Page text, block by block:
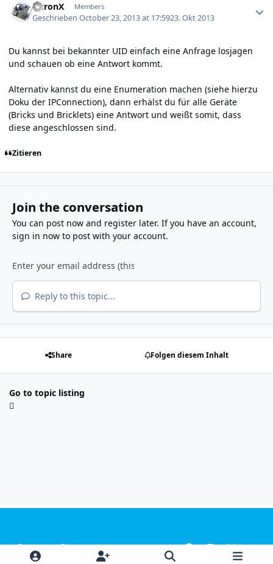
AuronX Members
GeschriebenOctober 23, 2013 at 17:5923. Okt 2013
Du kannst bei bekannter UID einfach eine Anfrage losjagen
und schauen ob eine Antwort kommt.
Alternativ kannst du eine Enumeration machen (siehe hierzu
Doku der IPConnection), dann erhälst du für alle Geräte
(Bricks und Bricklets) eine Antwort und weißt somit, dass
diese angeschlossen sind.
Zitieren
Join the conversation
You can post now and register later. If you have an account,
sign in nowto post with your account.
Reply to this topic...
Share Folgen diesem Inhalt
Go to topic listing
Light ModeDark ModeSystem Preference
f
i
x
y
o